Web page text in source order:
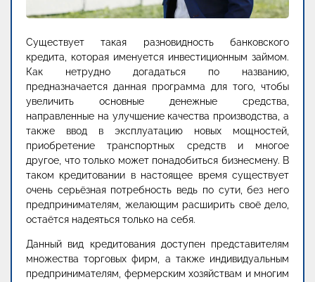
Существует такая разновидность банковского
кредита, которая именуется инвестиционным займом.
Как нетрудно догадаться по названию,
предназначается данная программа для того, чтобы
увеличить основные денежные средства,
направленные на улучшение качества производства, а
также ввод в эксплуатацию новых мощностей,
приобретение транспортных средств и многое
другое, что только может понадобиться бизнесмену. В
таком кредитовании в настоящее время существует
очень серьёзная потребность ведь по сути, без него
предпринимателям, желающим расширить своё дело,
остаётся надеяться только на себя.
Данный вид кредитования доступен представителям
множества торговых фирм, а также индивидуальным
предпринимателям, фермерским хозяйствам и многим